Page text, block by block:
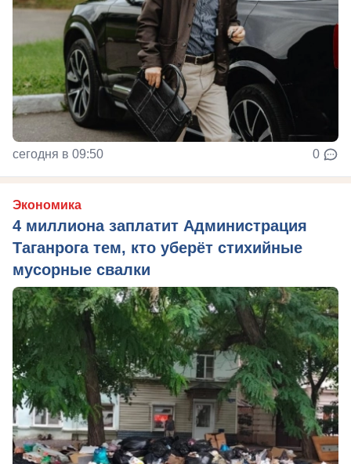
сегодня в 09:50 0
Экономика
4 миллиона заплатит Администрация
Таганрога тем, кто уберёт стихийные
мусорные свалки